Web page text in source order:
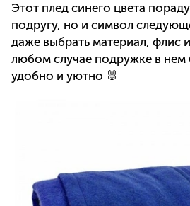
Этот плед синего цвета
подругу, но и символ
даже выбрать материал, флис
любом случае подружке в нем
удобно и уютно 🐰